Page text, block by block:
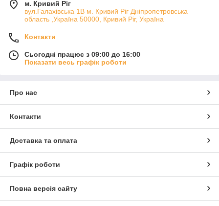
м. Кривий Ріг
вул.Галахівська 1В м. Кривий Ріг Дніпропетровська
область ,Україна 50000, Кривий Ріг, Україна
Контакти
Сьогодні працює з 09:00 до 16:00
Показати весь графік роботи
Про нас
Контакти
Доставка та оплата
Графік роботи
Повна версія сайту